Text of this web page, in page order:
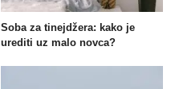
Soba za tinejdžera: kako je
urediti uz malo novca?